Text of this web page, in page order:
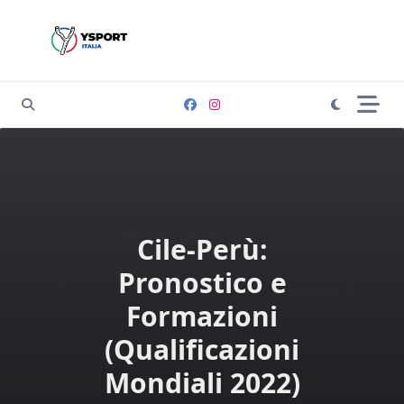
Cile-Perù:
Pronostico e
Formazioni
(Qualificazioni
Mondiali 2022)